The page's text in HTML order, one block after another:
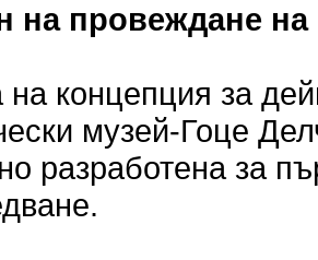
на провеждане
концепция за
музей-Гоце
разработена за